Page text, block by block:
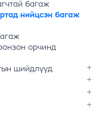
багаж
нийцсэн багаж
орчинд
шийдлүүд